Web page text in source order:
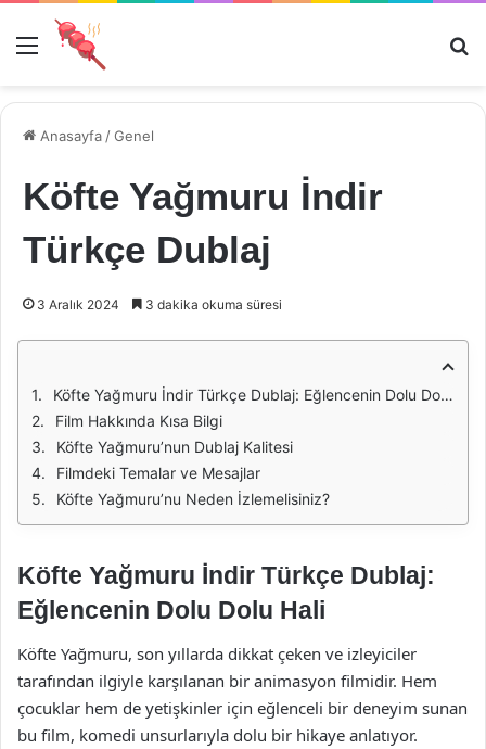
Menü
Anasayfa /Genel
Köfte Yağmuru İndir
Türkçe Dublaj
3 Aralık 2024 3 dakika okuma süresi
Köfte Yağmuru İndir Türkçe Dublaj: Eğlencenin Dolu Dolu Hali
Film Hakkında Kısa Bilgi
Köfte Yağmuru’nun Dublaj Kalitesi
Filmdeki Temalar ve Mesajlar
Köfte Yağmuru’nu Neden İzlemelisiniz?
Köfte Yağmuru İndir Türkçe Dublaj:
Eğlencenin Dolu Dolu Hali
Köfte Yağmuru, son yıllarda dikkat çeken ve izleyiciler
tarafından ilgiyle karşılanan bir animasyon filmidir. Hem
çocuklar hem de yetişkinler için eğlenceli bir deneyim sunan
bu film, komedi unsurlarıyla dolu bir hikaye anlatıyor.